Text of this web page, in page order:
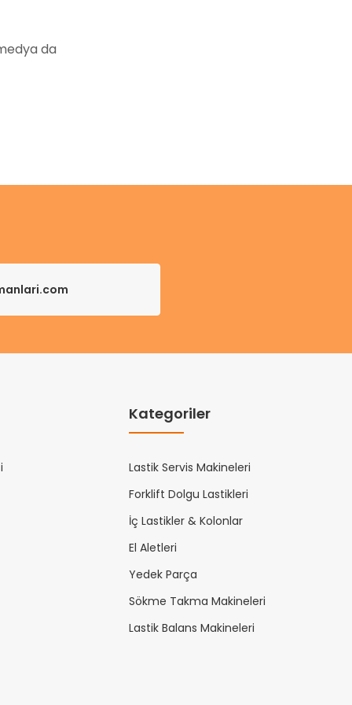
da
Kategoriler
Lastik Servis Makineleri
Forklift Dolgu Lastikleri
İç Lastikler & Kolonlar
El Aletleri
Yedek Parça
Sökme Takma Makineleri
Lastik Balans Makineleri